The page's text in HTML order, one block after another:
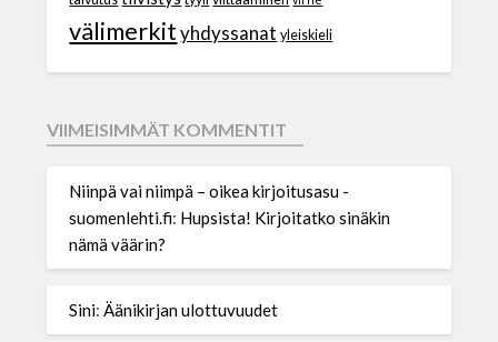
välimerkit yhdyssanat yleiskieli
VIIMEISIMMÄT KOMMENTIT
Niinpä vai niimpä – oikea kirjoitusasu -
suomenlehti.fi: Hupsista! Kirjoitatko sinäkin
nämä väärin?
Sini: Äänikirjan ulottuvuudet